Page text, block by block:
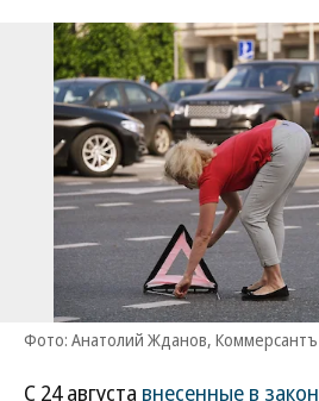
Фото: Анатолий Жданов, Коммерсантъ
С 24 августа внесенные в